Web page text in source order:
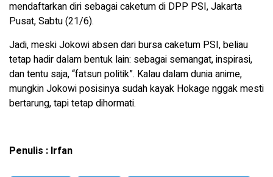
mendaftarkan diri sebagai caketum di DPP PSI, Jakarta
Pusat, Sabtu (21/6).
Jadi, meski Jokowi absen dari bursa caketum PSI, beliau
tetap hadir dalam bentuk lain: sebagai semangat, inspirasi,
dan tentu saja, “fatsun politik”. Kalau dalam dunia anime,
mungkin Jokowi posisinya sudah kayak Hokage nggak mesti
bertarung, tapi tetap dihormati.
Penulis : Irfan